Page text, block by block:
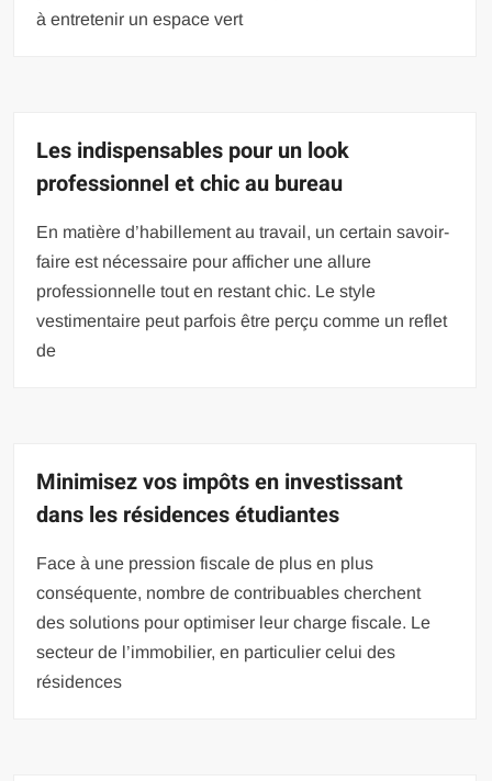
à entretenir un espace vert
Les indispensables pour un look
professionnel et chic au bureau
En matière d’habillement au travail, un certain savoir-
faire est nécessaire pour afficher une allure
professionnelle tout en restant chic. Le style
vestimentaire peut parfois être perçu comme un reflet
de
Minimisez vos impôts en investissant
dans les résidences étudiantes
Face à une pression fiscale de plus en plus
conséquente, nombre de contribuables cherchent
des solutions pour optimiser leur charge fiscale. Le
secteur de l’immobilier, en particulier celui des
résidences